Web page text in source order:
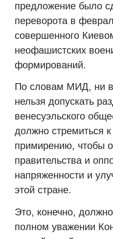
предложение было
переворота в
совершенного
неофашистских
формирований.
По словам МИД, ни в
нельзя допускать
венесуэльского
должно стремиться
примирению, чтобы
правительства и
напряженности и
этой стране.
Это, конечно,
полном уважении